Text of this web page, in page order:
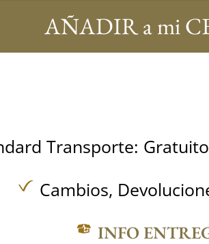
AÑADIR a mi
Transporte:
Cambios,
INFO